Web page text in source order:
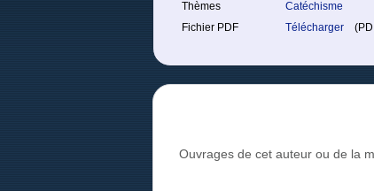
Thèmes
Catéchisme
Fichier PDF
Télécharger
Ouvrages de cet auteur ou de la